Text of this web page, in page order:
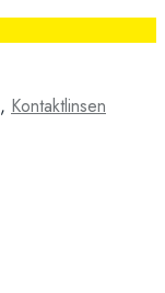
, Kontaktlinsen